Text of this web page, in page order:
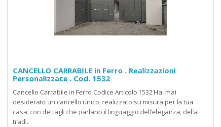
CANCELLO CARRABILE in Ferro . Realizzazioni
Personalizzate . Cod. 1532
Cancello Carrabile in Ferro Codice Articolo 1532 Hai mai
desiderato un cancello unico, realizzato su misura per la tua
casa, con dettagli che parlano il linguaggio dell’eleganza, della
tradi..